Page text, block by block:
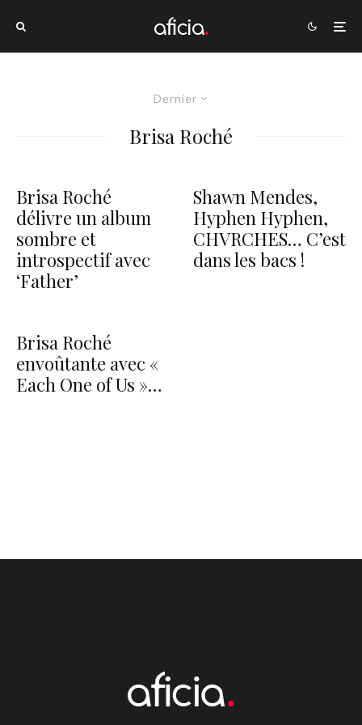
Dernier
Brisa Roché
Brisa Roché
délivre un album
sombre et
introspectif avec
‘Father’
Brisa Roché
envoûtante avec «
Each One of Us »…
Shawn Mendes,
Hyphen Hyphen,
CHVRCHES… C’est
dans les bacs !